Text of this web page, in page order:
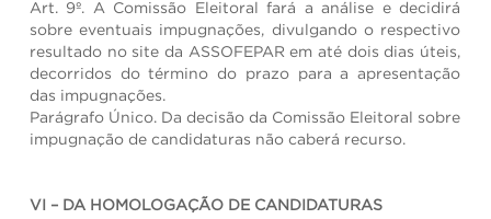
Art. 9º. A Comissão Eleitoral fará a análise e decidirá
sobre eventuais impugnações, divulgando o respectivo
resultado no site da ASSOFEPAR em até dois dias úteis,
decorridos do término do prazo para a apresentação
das impugnações.
Parágrafo Único. Da decisão da Comissão Eleitoral sobre
impugnação de candidaturas não caberá recurso.
VI – DA HOMOLOGAÇÃO DE CANDIDATURAS